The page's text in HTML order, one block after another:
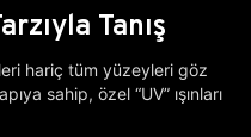
Tanış
hariç tüm yüzeyleri göz
sahip, özel “UV” ışınları